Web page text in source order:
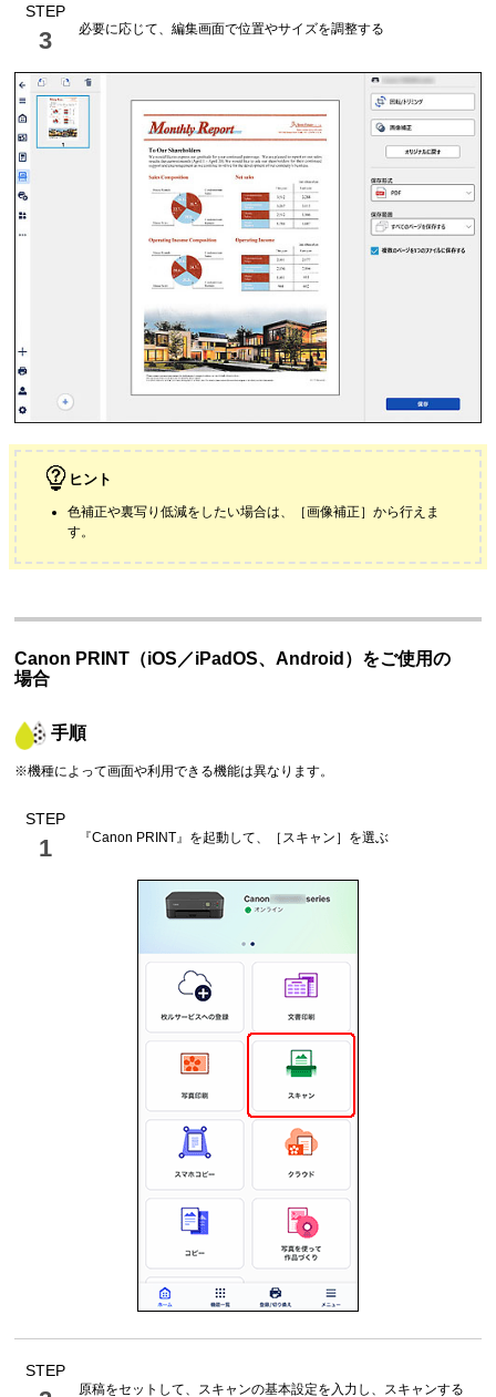
STEP
3 必要に応じて、編集画面で位置やサイズを調整する
ヒント
色補正や裏写り低減をしたい場合は、［画像補正 ］から行えま
す。
Canon PRINT （iOS ／iPadOS、Android ）をご使用の
場合
手順
※機種によって画面や利用できる機能は異なります。
STEP
1 『Canon PRINT』を起動して、［ スキャン ］を選ぶ
STEP
原稿をセットして、スキャンの基本設定を入力し、スキャンする